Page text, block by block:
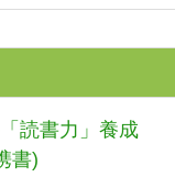
読書力」養成
書)